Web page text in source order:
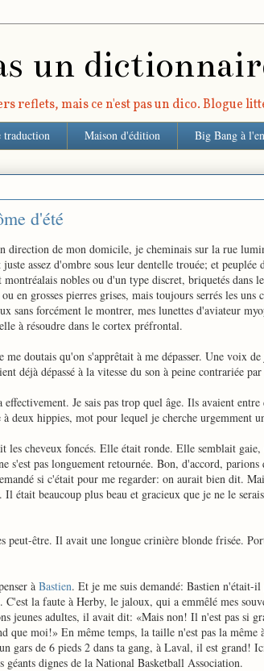
un
reflets, mais ce n'est pas un dico. Blogue
traduction Maison d'édition Big Bang à
d'été
direction de mon domicile, je cheminais sur la rue
assez d'ombre sous leur dentelle trouée; et peuplée
nobles ou d'un type discret, briquetés dans
en grosses pierres grises, mais toujours serrés les uns
sans forcément le montrer, mes lunettes d'aviateur
à résoudre dans le cortex préfrontal.
doutais qu'on s'apprêtait à me dépasser. Une voix
déjà dépassé à la vitesse du son à peine contrariée
Je sais pas trop quel âge. Ils avaient
deux hippies, mot pour lequel je cherche urgemment
cheveux foncés. Elle était ronde. Elle semblait gaie,
s'est pas longuement retournée. Bon, d'accord,
si c'était pour me regarder: on aurait bien dit.
était beaucoup plus beau et gracieux que je ne le
peut-être. Il avait une longue crinière blonde frisée.
à Bastien. Et je me suis demandé: Bastien n'était-il
C'est la faute à Herby, le jaloux, qui a emmêlé mes
jeunes adultes, il avait dit: «Mais non! Il n'est pas si
que moi!» En même temps, la taille n'est pas la même
gars de 6 pieds 2 dans ta gang, à Laval, il est grand!
géants dignes de la National Basketball Association.